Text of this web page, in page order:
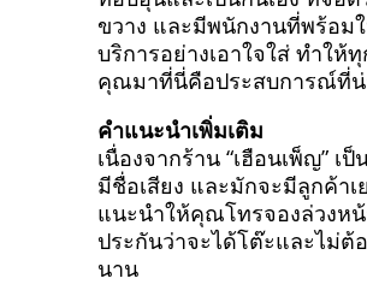
ขวาง และมีพนักงานที่พร้อม
บริการอย่างเอาใจใส่ ทำให้
คุณมาที่นี่คือประสบการณ์ที่น่
คำแนะนำเพิ่มเติม
เนื่องจากร้าน “เฮือนเพ็ญ” เ
มีชื่อเสียง และมักจะมีลูกค้าเ
แนะนำให้คุณโทรจองล่วงหน้
ประกันว่าจะได้โต๊ะและไม่ต้
นาน